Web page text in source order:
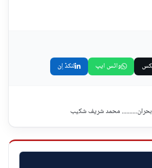
واٹس ایپ لنکڈ اِن
بحران.......... محمد شریف شکیب